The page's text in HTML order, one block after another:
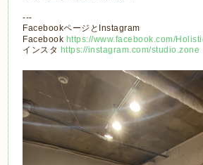
---
FacebookページとInstagram
Facebook https://www.facebook.com/
インスタ https://instagram.com/studio.zone